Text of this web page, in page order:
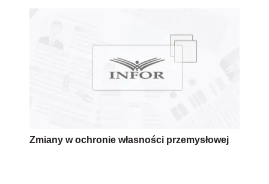
Zmiany w ochronie własności przemysłowej